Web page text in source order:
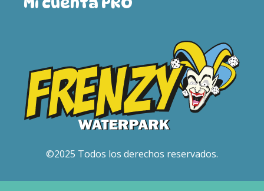
©2025 Todos los derechos reservados.